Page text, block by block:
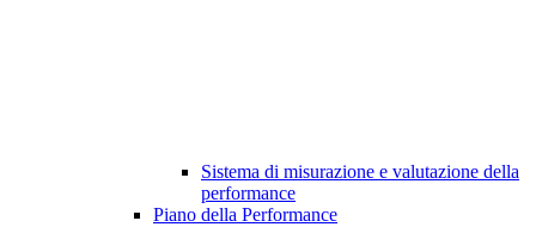
Sistema di misurazione e valutazione della
performance
Piano della Performance